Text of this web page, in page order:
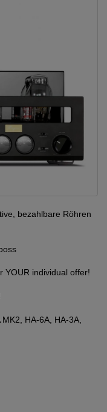
bezahlbare Röhren
YOUR individual offer!
HA-6A, HA-3A,